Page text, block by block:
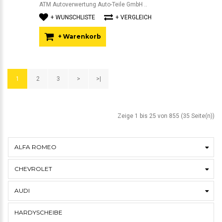
ATM Autoverwertung Auto-Teile GmbH ..
+ WUNSCHLISTE
+ VERGLEICH
+ Warenkorb
1 2 3 > >|
Zeige 1 bis 25 von 855 (35 Seite(n))
ALFA ROMEO
CHEVROLET
AUDI
HARDYSCHEIBE